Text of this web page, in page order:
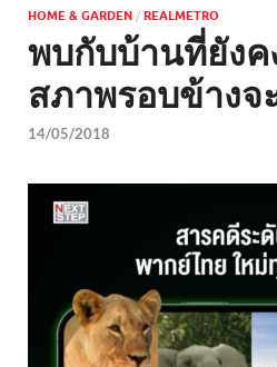
HOME & GARDEN / REALMETRO
พบกับบ้านที่ยัง
สภาพรอบข้างจ
14/05/2018